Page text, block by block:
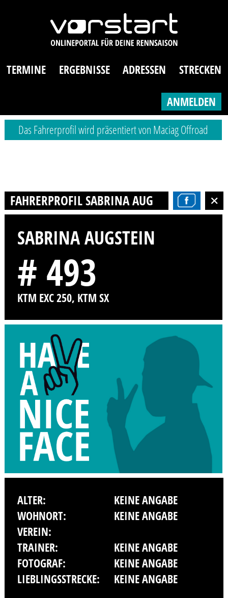
TERMINE ERGEBNISSE ADRESSEN STRECKEN
ANMELDEN
Das Fahrerprofil wird präsentiert von Maciag Offroad
FAHRERPROFIL SABRINA AUGSTEIN
SABRINA AUGSTEIN
# 493
KTM EXC 250, KTM SX
ALTER:
KEINE ANGABE
WOHNORT:
KEINE ANGABE
VEREIN:
TRAINER:
KEINE ANGABE
FOTOGRAF:
KEINE ANGABE
LIEBLINGSSTRECKE:
KEINE ANGABE